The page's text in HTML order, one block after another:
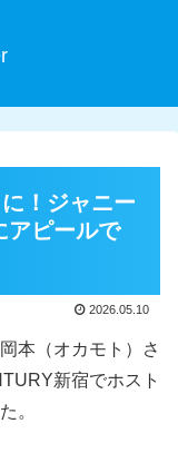
！ジャニー
アピールで
2026.05.10
本（オカモト）さ
新宿でホスト
。